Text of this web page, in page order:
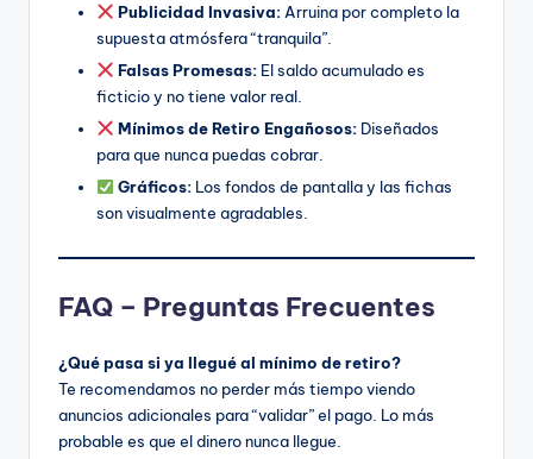
Publicidad Invasiva:Arruina por completo la
supuesta atmósfera “tranquila”.
Falsas Promesas:El saldo acumulado es
ficticio y no tiene valor real.
Mínimos de Retiro Engañosos:Diseñados
para que nunca puedas cobrar.
Gráficos:Los fondos de pantalla y las fichas
son visualmente agradables.
FAQ – Preguntas Frecuentes
¿Qué pasa si ya llegué al mínimo de retiro?
Te recomendamos no perder más tiempo viendo
anuncios adicionales para “validar” el pago. Lo más
probable es que el dinero nunca llegue.